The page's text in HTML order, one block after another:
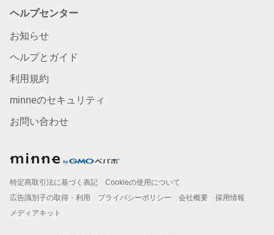
ヘルプセンター
お知らせ
ヘルプとガイド
利用規約
minneのセキュリティ
お問い合わせ
特定商取引法に基づく表記
Cookieの使用について
広告識別子の取得・利用
プライバシーポリシー 会社概要
採用情報
メディアキット